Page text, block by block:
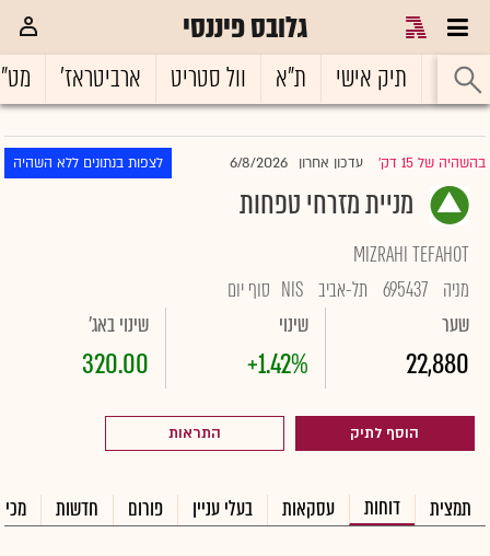
גלובס פיננסי
ראשי תיק אישי ת"א וול סטריט ארביטראז'
בהשהיה של 15 דק' |עדכון אחרון 6/8/2026 לצפות בנתונים ללא השהיה
מניית מזרחי טפחות
MIZRAHI TEFAHOT
מניה 695437 תל-אביב NIS סוף יום
שער
22,880
שינוי
+1.42%
שינוי באג'
320.00
הוסף לתיק התראות
תמצית דוחות עסקאות בעלי עניין פורום חדשות